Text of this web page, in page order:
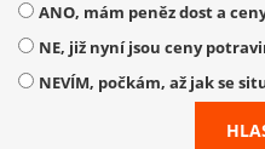
ANO, mám peněz dost a
NE, již nyní jsou ceny
NEVÍM, počkám, až jak se